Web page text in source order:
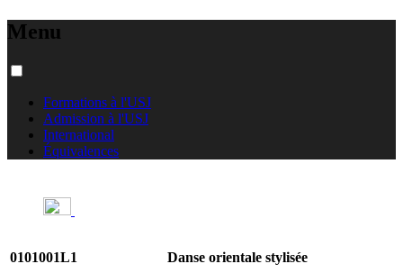
Menu
Formations à l'USJ
Admission à l'USJ
International
Équivalences
0101001L1 Danse orientale stylisée